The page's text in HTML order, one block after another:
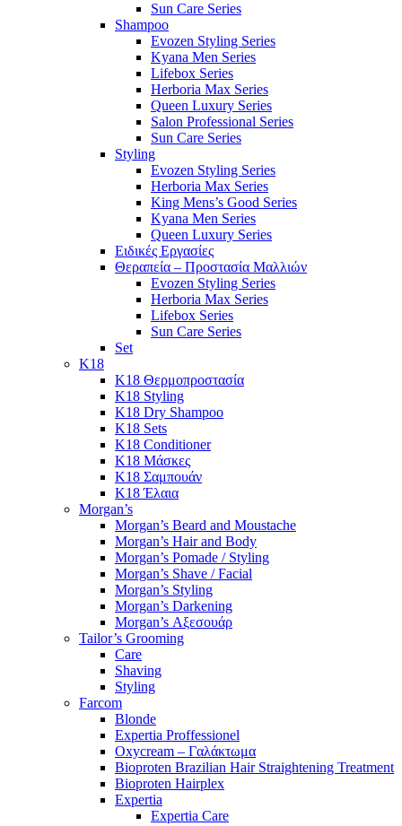
Sun Care Series
Shampoo
Evozen Styling Series
Kyana Men Series
Lifebox Series
Herboria Max Series
Queen Luxury Series
Salon Professional Series
Sun Care Series
Styling
Evozen Styling Series
Herboria Max Series
King Mens’s Good Series
Kyana Men Series
Queen Luxury Series
Ειδικές Εργασίες
Θεραπεία – Προστασία Μαλλιών
Evozen Styling Series
Herboria Max Series
Lifebox Series
Sun Care Series
Set
K18
K18 Θερμοπροστασία
K18 Styling
K18 Dry Shampoo
K18 Sets
K18 Conditioner
K18 Μάσκες
K18 Σαμπουάν
K18 Έλαια
Morgan’s
Morgan’s Beard and Moustache
Morgan’s Hair and Body
Morgan’s Pomade / Styling
Morgan’s Shave / Facial
Morgan’s Styling
Morgan’s Darkening
Morgan’s Αξεσουάρ
Tailor’s Grooming
Care
Shaving
Styling
Farcom
Blonde
Expertia Proffessionel
Oxycream – Γαλάκτωμα
Bioproten Brazilian Hair Straightening Treatment
Bioproten Hairplex
Expertia
Expertia Care